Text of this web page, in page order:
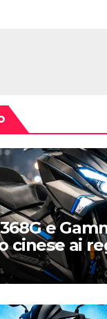
e
cinese ai
Yamaha